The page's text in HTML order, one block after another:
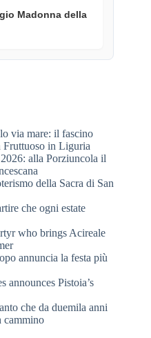
Madonna della
via mare: il fascino
Fruttuoso in Liguria
alla Porziuncola il
della Sacra di San
che ogni estate
who brings Acireale
annuncia la festa più
announces Pistoia’s
che da duemila anni
cammino